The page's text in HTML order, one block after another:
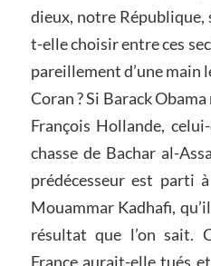
dieux, notre République,
t-elle choisir entre ces
pareillement d’une main
Coran ? Si Barack
François Hollande,
chasse de Bachar al-
prédécesseur est parti
Mouammar Kadhafi,
résultat que l’on sait.
France aurait-elle tués